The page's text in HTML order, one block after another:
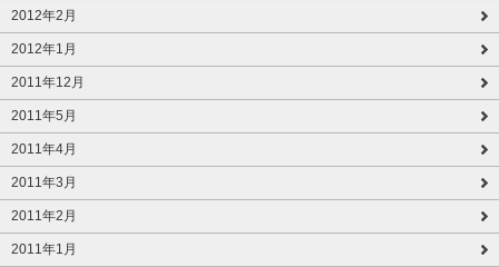
2012年2月
2012年1月
2011年12月
2011年5月
2011年4月
2011年3月
2011年2月
2011年1月